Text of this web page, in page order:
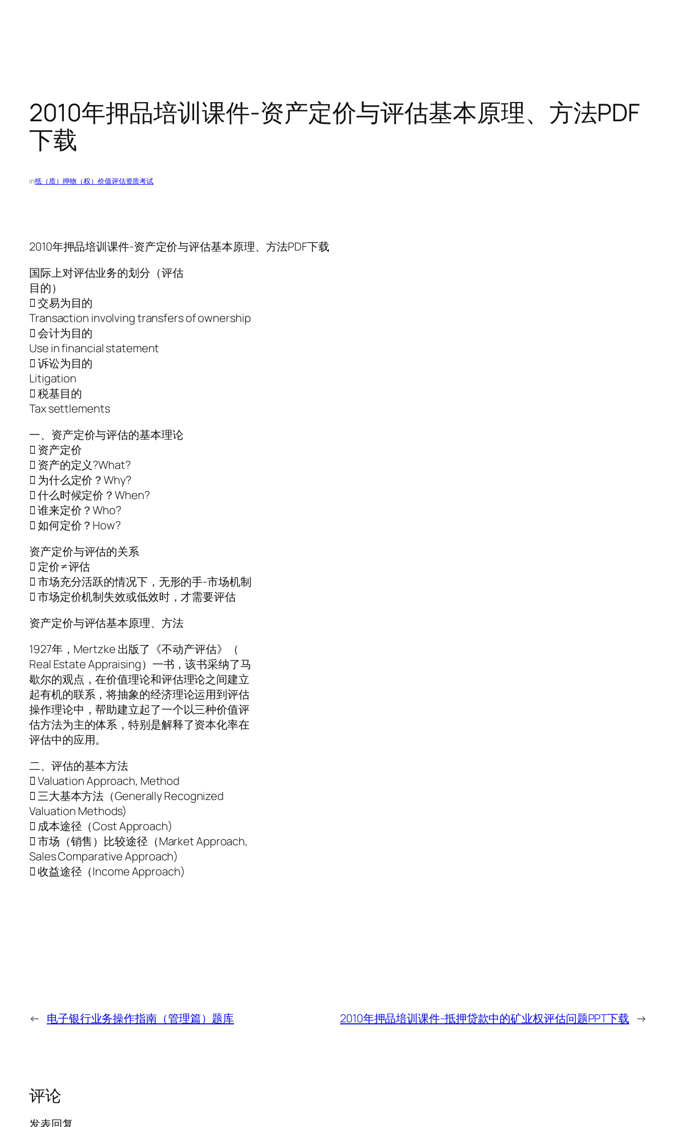
2010年押品培训课件-资产定价与评估基本原理、方法PDF
下载
in抵（质）押物（权）价值评估资质考试
2010年押品培训课件-资产定价与评估基本原理、方法PDF下载
国际上对评估业务的划分（评估
目的）
 交易为目的
Transaction involving transfers of ownership
 会计为目的
Use in financial statement
 诉讼为目的
Litigation
 税基目的
Tax settlements
一、资产定价与评估的基本理论
 资产定价
 资产的定义?What?
 为什么定价？Why?
 什么时候定价？When?
 谁来定价？Who?
 如何定价？How?
资产定价与评估的关系
 定价≠评估
 市场充分活跃的情况下，无形的手-市场机制
 市场定价机制失效或低效时，才需要评估
资产定价与评估基本原理、方法
1927年，Mertzke 出版了《不动产评估》（
Real Estate Appraising）一书，该书采纳了马
歇尔的观点，在价值理论和评估理论之间建立
起有机的联系，将抽象的经济理论运用到评估
操作理论中，帮助建立起了一个以三种价值评
估方法为主的体系，特别是解释了资本化率在
评估中的应用。
二、评估的基本方法
 Valuation Approach, Method
 三大基本方法（Generally Recognized
Valuation Methods)
 成本途径（Cost Approach)
 市场（销售）比较途径（Market Approach,
Sales Comparative Approach)
 收益途径（Income Approach)
← 电子银行业务操作指南（管理篇）题库 2010年押品培训课件-抵押贷款中的矿业权评估问题PPT下载 →
评论
发表回复